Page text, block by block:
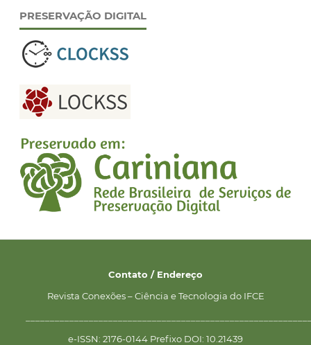
PRESERVAÇÃO DIGITAL
Contato / Endereço
Revista Conexões – Ciência e Tecnologia do IFCE
e-ISSN: 2176-0144 Prefixo DOI: 10.21439